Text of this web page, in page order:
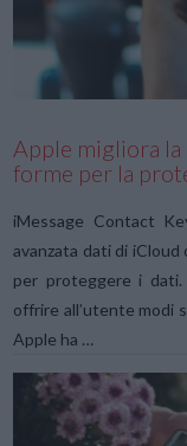
Apple migliora la
forme per la
iMessage Contact
avanzata dati di
per proteggere i dati.
offrire all’utente modi
Apple ha …